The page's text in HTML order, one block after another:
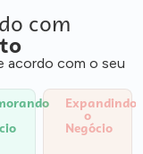
com
acordo com o seu
Expandindo
o
Negócio